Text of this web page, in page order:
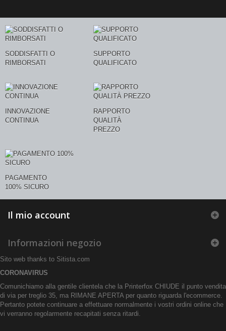
SODDISFATTI O
RIMBORSATI
SUPPORTO
QUALIFICATO
INNOVAZIONE
CONTINUA
RAPPORTO
QUALITÀ
PREZZO
PAGAMENTO
100% SICURO
Il mio account
Informazioni negozio
Sito web thanks to Sitista.com
CORONAVIRUS
Comunichiamo alla gentile clientela che la Printerfox CHIUDE il punto vendita
di via per treglio 35, ma RIMANE APERTA per quanto riguarda l'ecommerce.
Pertanto potete continuare a effettuare normalmente i vostri ordini online che
vi verranno regolarmente recapitati senza ritardi.